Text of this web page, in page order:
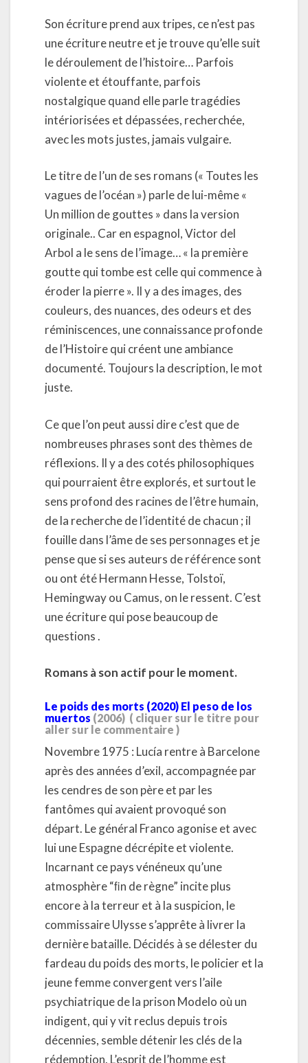
Son écriture prend aux tripes, ce n’est pas
une écriture neutre et je trouve qu’elle suit
le déroulement de l’histoire… Parfois
violente et étouffante, parfois
nostalgique quand elle parle tragédies
intériorisées et dépassées, recherchée,
avec les mots justes, jamais vulgaire.
Le titre de l’un de ses romans (« Toutes les
vagues de l’océan ») parle de lui-même «
Un million de gouttes » dans la version
originale.. Car en espagnol, Victor del
Arbol a le sens de l’image… « la première
goutte qui tombe est celle qui commence à
éroder la pierre ». Il y a des images, des
couleurs, des nuances, des odeurs et des
réminiscences, une connaissance profonde
de l’Histoire qui créent une ambiance
documenté. Toujours la description, le mot
juste.
Ce que l’on peut aussi dire c’est que de
nombreuses phrases sont des thèmes de
réflexions. Il y a des cotés philosophiques
qui pourraient être explorés, et surtout le
sens profond des racines de l’être humain,
de la recherche de l’identité de chacun ; il
fouille dans l’âme de ses personnages et je
pense que si ses auteurs de référence sont
ou ont été Hermann Hesse, Tolstoï,
Hemingway ou Camus, on le ressent. C’est
une écriture qui pose beaucoup de
questions .
Romans à son actif pour le moment.
Le poids des morts (2020) El peso de los
muertos (2006) ( cliquer sur le titre pour
aller sur le commentaire )
Novembre 1975 : Lucía rentre à Barcelone
après des années d’exil, accompagnée par
les cendres de son père et par les
fantômes qui avaient provoqué son
départ. Le général Franco agonise et avec
lui une Espagne décrépite et violente.
Incarnant ce pays vénéneux qu’une
atmosphère “ﬁn de règne” incite plus
encore à la terreur et à la suspicion, le
commissaire Ulysse s’apprête à livrer la
dernière bataille. Décidés à se délester du
fardeau du poids des morts, le policier et la
jeune femme convergent vers l’aile
psychiatrique de la prison Modelo où un
indigent, qui y vit reclus depuis trois
décennies, semble détenir les clés de la
rédemption. L’esprit de l’homme est